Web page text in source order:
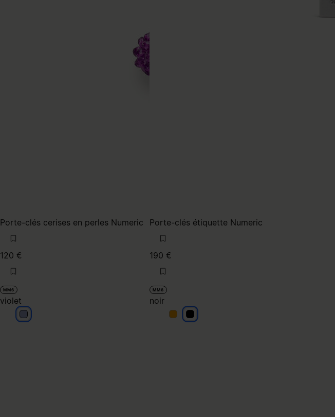
Porte-clés cerises en perles Numeric
120 €
MM6
violet
violet
Porte-clés étiquette Numeric
190 €
MM6
noir
noir noir